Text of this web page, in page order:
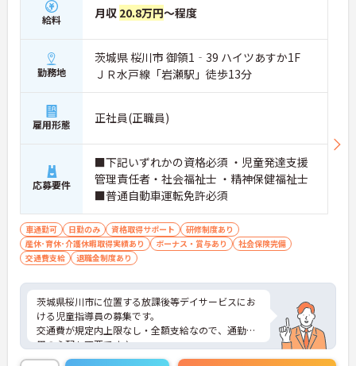
給料 月収 20.8万円～程度
勤務地
茨城県 桜川市 御領1‐39 ハイツあすか1F
ＪＲ水戸線「岩瀬駅」徒歩13分
雇用形態 正社員(正職員)
応募要件
■下記いずれかの資格必須 ・児童発達支援
管理責任者・社会福祉士 ・精神保健福祉士
■普通自動車運転免許必須
車通勤可 日勤のみ 資格取得サポート
研修制度あり
産休･育休･介護休暇取得実績あり
ボーナス・賞与あり
社会保険完備
交通費支給
退職金制度あり
茨城県桜川市に位置する放課後等デイサービスにお
ける児童指導員の募集です。
交通費が規定内上限なし・全額支給なので、通勤費
用の心配も不要です♪
資格取得支援制度あり！スキルアップを目指しやす